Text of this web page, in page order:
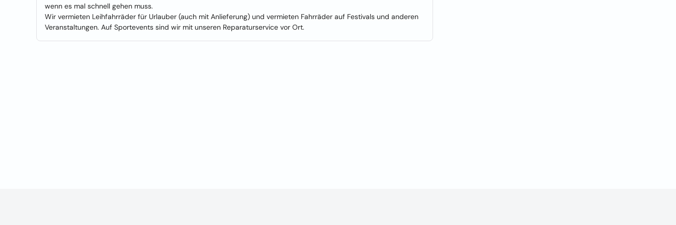
wenn es mal schnell gehen muss.
Wir vermieten Leihfahrräder für Urlauber (auch mit Anlieferung) und vermieten Fahrräder auf Festivals und anderen
Veranstaltungen. Auf Sportevents sind wir mit unseren Reparaturservice vor Ort.